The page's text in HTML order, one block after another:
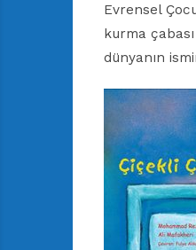
Evrensel
kurma
dünyanın